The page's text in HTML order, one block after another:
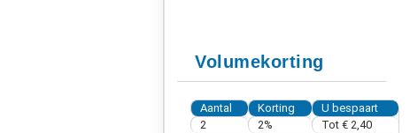
Volumekorting
Aantal Korting
U bespaart
2
2% Tot € 2,40